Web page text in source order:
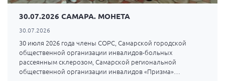
Самарская область ПРИЗМА
Самарская область СГОРС
Свердловская область
30.07.2026 САМАРА. МОНЕТА
30.07.2026
30 июля 2026 года члены СОРС, Самарской городской
общественной организации инвалидов-больных
рассеянным склерозом, Самарской региональной
общественной организации инвалидов «Призма»